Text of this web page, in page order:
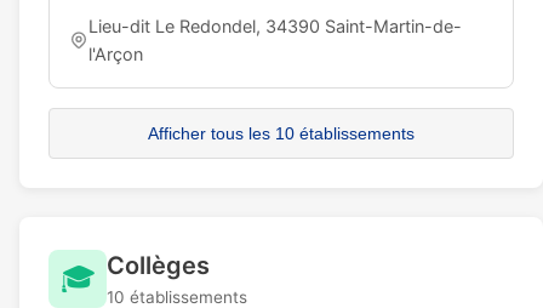
Lieu-dit Le Redondel, 34390 Saint-Martin-de-
l'Arçon
Afficher tous les 10 établissements
🎓 Collèges
10 établissements